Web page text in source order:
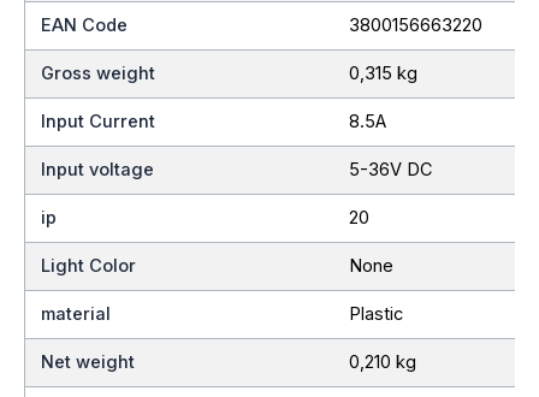
EAN Code 3800156663220
Gross weight 0,315 kg
Input Current 8.5A
Input voltage 5-36V DC
ip 20
Light Color None
material Plastic
Net weight 0,210 kg